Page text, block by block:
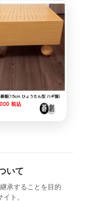
いて
承することを目的
ト。